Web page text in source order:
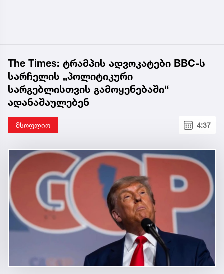
The Times: ტრამპის ადვოკატები BBC-ს
სარჩელის „პოლიტიკური
სარგებლისთვის გამოყენებაში“
ადანაშაულებენ
მსოფლიო 4:37